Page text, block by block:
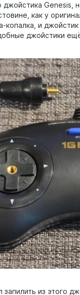
джойстика Genesis,
как у
копалка, и
джойстики
запилить из этого